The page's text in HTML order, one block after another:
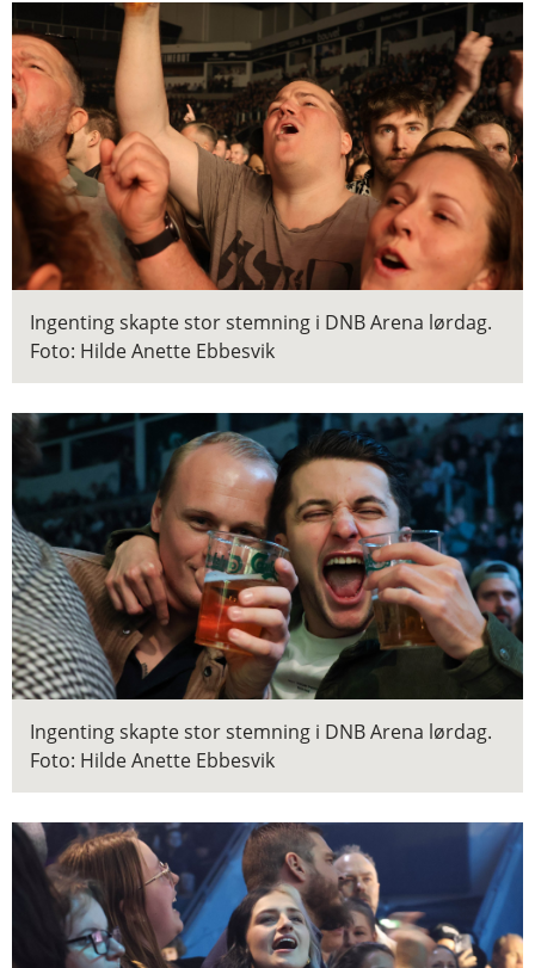
Ingenting skapte stor stemning i DNB Arena lørdag.
Foto: Hilde Anette Ebbesvik
Ingenting skapte stor stemning i DNB Arena lørdag.
Foto: Hilde Anette Ebbesvik